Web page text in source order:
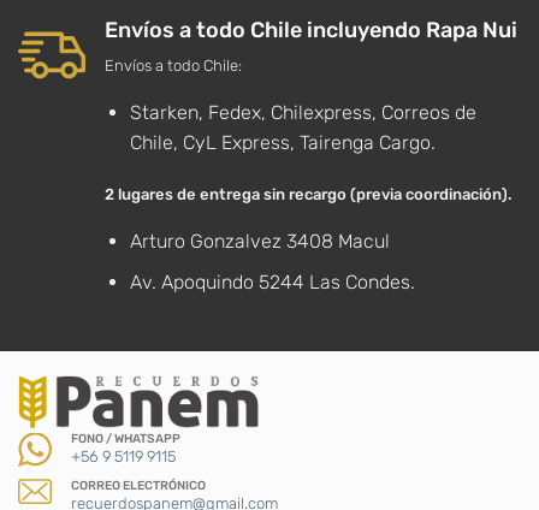
Envíos a todo Chile incluyendo Rapa Nui
Envíos a todo Chile:
Starken, Fedex, Chilexpress, Correos de
Chile, CyL Express, Tairenga Cargo.
2 lugares de entrega sin recargo (previa coordinación).
Arturo Gonzalvez 3408 Macul
Av. Apoquindo 5244 Las Condes.
FONO / WHATSAPP
+56 9 5119 9115
CORREO ELECTRÓNICO
recuerdospanem@gmail.com